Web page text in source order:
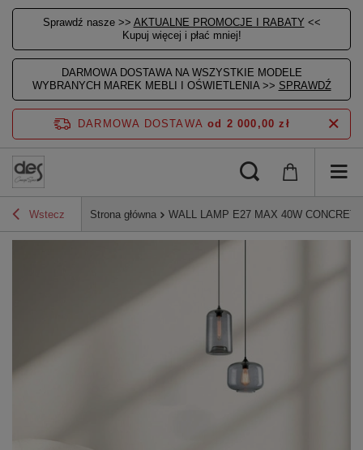
Sprawdź nasze >> AKTUALNE PROMOCJE I RABATY <<
Kupuj więcej i płać mniej!
DARMOWA DOSTAWA NA WSZYSTKIE MODELE
WYBRANYCH MAREK MEBLI I OŚWIETLENIA >> SPRAWDŹ
DARMOWA DOSTAWA od 2 000,00 zł
Wstecz Strona główna WALL LAMP E27 MAX 40W CONCRETE